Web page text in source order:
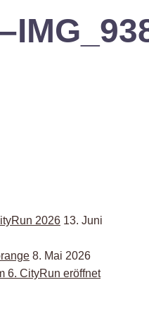
2026 13. Juni
8. Mai 2026
6. CityRun eröffnet